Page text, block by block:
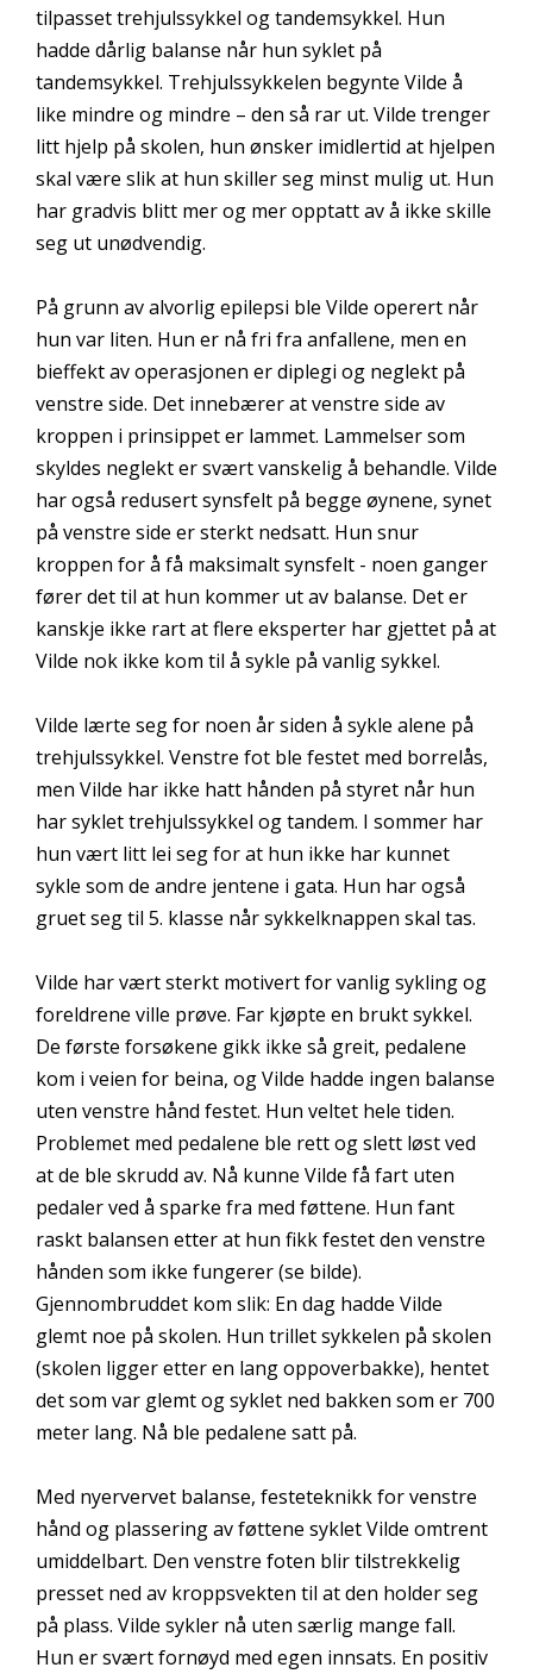
tilpasset trehjulssykkel og tandemsykkel. Hun
hadde dårlig balanse når hun syklet på
tandemsykkel. Trehjulssykkelen begynte Vilde å
like mindre og mindre – den så rar ut. Vilde trenger
litt hjelp på skolen, hun ønsker imidlertid at hjelpen
skal være slik at hun skiller seg minst mulig ut. Hun
har gradvis blitt mer og mer opptatt av å ikke skille
seg ut unødvendig.
På grunn av alvorlig epilepsi ble Vilde operert når
hun var liten. Hun er nå fri fra anfallene, men en
bieffekt av operasjonen er diplegi og neglekt på
venstre side. Det innebærer at venstre side av
kroppen i prinsippet er lammet. Lammelser som
skyldes neglekt er svært vanskelig å behandle. Vilde
har også redusert synsfelt på begge øynene, synet
på venstre side er sterkt nedsatt. Hun snur
kroppen for å få maksimalt synsfelt - noen ganger
fører det til at hun kommer ut av balanse. Det er
kanskje ikke rart at flere eksperter har gjettet på at
Vilde nok ikke kom til å sykle på vanlig sykkel.
Vilde lærte seg for noen år siden å sykle alene på
trehjulssykkel. Venstre fot ble festet med borrelås,
men Vilde har ikke hatt hånden på styret når hun
har syklet trehjulssykkel og tandem. I sommer har
hun vært litt lei seg for at hun ikke har kunnet
sykle som de andre jentene i gata. Hun har også
gruet seg til 5. klasse når sykkelknappen skal tas.
Vilde har vært sterkt motivert for vanlig sykling og
foreldrene ville prøve. Far kjøpte en brukt sykkel.
De første forsøkene gikk ikke så greit, pedalene
kom i veien for beina, og Vilde hadde ingen balanse
uten venstre hånd festet. Hun veltet hele tiden.
Problemet med pedalene ble rett og slett løst ved
at de ble skrudd av. Nå kunne Vilde få fart uten
pedaler ved å sparke fra med føttene. Hun fant
raskt balansen etter at hun fikk festet den venstre
hånden som ikke fungerer (se bilde).
Gjennombruddet kom slik: En dag hadde Vilde
glemt noe på skolen. Hun trillet sykkelen på skolen
(skolen ligger etter en lang oppoverbakke), hentet
det som var glemt og syklet ned bakken som er 700
meter lang. Nå ble pedalene satt på.
Med nyervervet balanse, festeteknikk for venstre
hånd og plassering av føttene syklet Vilde omtrent
umiddelbart. Den venstre foten blir tilstrekkelig
presset ned av kroppsvekten til at den holder seg
på plass. Vilde sykler nå uten særlig mange fall.
Hun er svært fornøyd med egen innsats. En positiv